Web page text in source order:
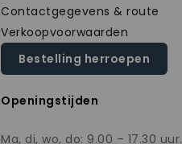
Contactgegevens & route
Verkoopvoorwaarden
Bestelling herroepen
Openingstijden
Ma, di, wo, do: 9.00 – 17.30 uur.